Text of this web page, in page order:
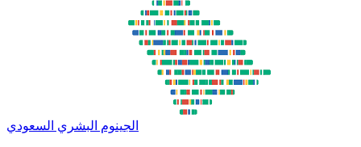
الجينوم البشري السعودي